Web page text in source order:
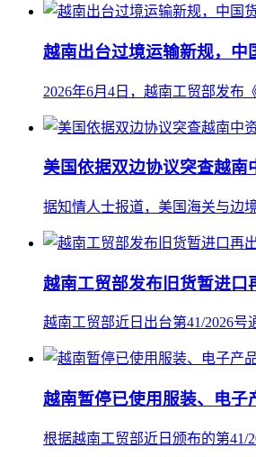
越南出台过境运输新规，
2026年6月4日，越南工贸部发布
美国依据双边协议突查越
据知情人士报道，美国海关与边
越南工贸部发布旧货暂进
越南工贸部近日出台第41/2026
越南暂停已使用服装、电
根据越南工贸部近日颁布的第41/